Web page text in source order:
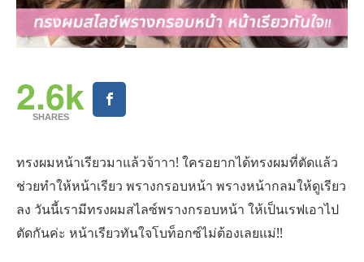
2.6k
SHARES
ทรงผมหน้าเรียวมาแล้วจ้าาา! ใครอยากได้ทรงผมที่ตัดแล้ว
ช่วยทำให้หน้าเรียว พรางกรอบหน้า พรางหน้ากลมให้ดูเรียว
ลง วันนี้เรามีทรงผมสไลซ์พรางกรอบหน้า ให้เป็นเรฟเอาไป
ตัดกันค่ะ หน้าเรียวทันใจโบท็อกซ์ไม่ต้องเลยแม่!!